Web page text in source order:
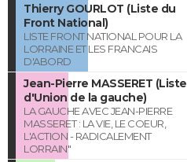
Thierry GOURLOT (Liste du
Front National)
LISTE FRONT NATIONAL POUR LA
LORRAINE ET LES FRANCAIS
D'ABORD
Jean-Pierre MASSERET (Liste
d'Union de la gauche)
LA GAUCHE AVEC JEAN-PIERRE
MASSERET : LA VIE, LE COEUR,
L'ACTION - RADICALEMENT
LORRAIN"